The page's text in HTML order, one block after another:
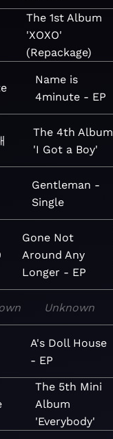
The 1st Album
'XOXO'
(Repackage)
Name is
4minute - EP
The 4th Album
'I Got a Boy'
Gentleman -
Single
Gone Not
Around Any
Longer - EP
Unknown
A's Doll House
- EP
The 5th Mini
Album
'Everybody'